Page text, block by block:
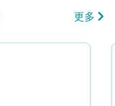
更多